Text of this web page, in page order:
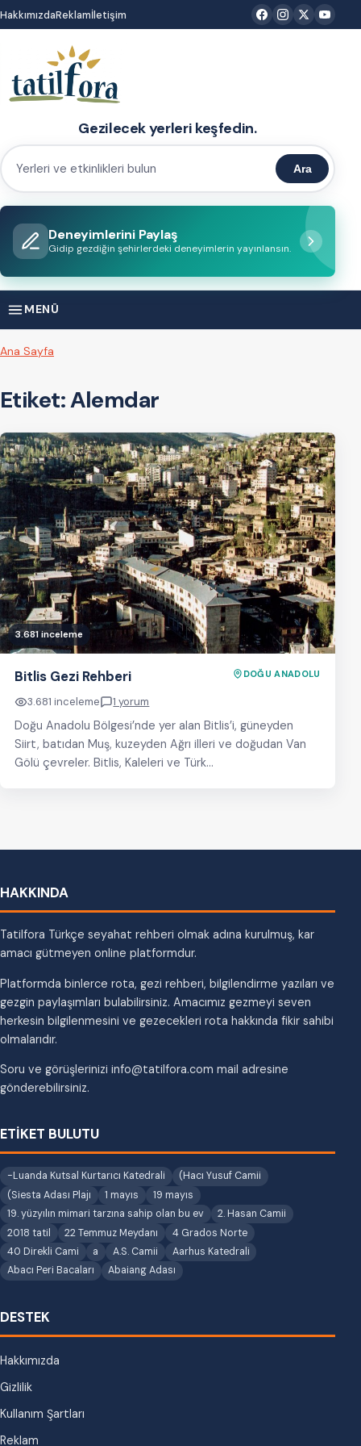
İçeriğe
atla
HakkımızdaReklamİletişim
Gezilecek yerleri keşfedin.
Yerleri
etkinlikleri
bulun
Ara
Deneyimlerini Paylaş
Gidip gezdiğin şehirlerdeki deneyimlerin yayınlansın.
MENÜ
Ana Sayfa
Etiket:Alemdar
3.681 inceleme
Bitlis Gezi Rehberi DOĞU ANADOLU
3.681 inceleme 1 yorum
Doğu Anadolu Bölgesi’nde yer alan Bitlis’i, güneyden
Siirt, batıdan Muş, kuzeyden Ağrı illeri ve doğudan Van
Gölü çevreler. Bitlis, Kaleleri ve Türk…
HAKKINDA
Tatilfora Türkçe seyahat rehberi olmak adına kurulmuş, kar
amacı gütmeyen online platformdur.
Platformda binlerce rota, gezi rehberi, bilgilendirme yazıları ve
gezgin paylaşımları bulabilirsiniz. Amacımız gezmeyi seven
herkesin bilgilenmesini ve gezecekleri rota hakkında fikir sahibi
olmalarıdır.
Soru ve görüşlerinizi info@tatilfora.com mail adresine
gönderebilirsiniz.
ETİKET BULUTU
-Luanda Kutsal Kurtarıcı Katedrali
(Hacı Yusuf Camii
(Siesta Adası Plajı
1 mayıs
19 mayıs
19. yüzyılın mimari tarzına sahip olan bu ev
2. Hasan Camii
2018 tatil
22 Temmuz Meydanı
4 Grados Norte
40 Direkli Cami
a A.S. Camii
Aarhus Katedrali
Abacı Peri Bacaları
Abaiang Adası
DESTEK
Hakkımızda
Gizlilik
Kullanım Şartları
Reklam